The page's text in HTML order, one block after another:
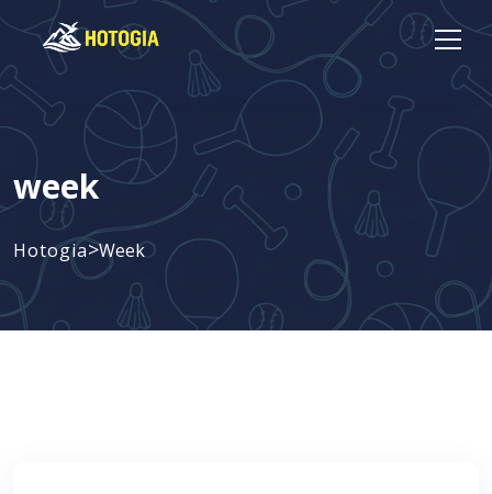
week
Hotogia>Week